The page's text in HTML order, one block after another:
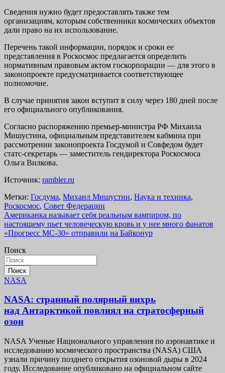
Сведения нужно будет предоставлять также тем
организациям, которым собственники космических объектов
дали право на их использование.
Перечень такой информации, порядок и сроки ее
представления в Роскосмос предлагается определить
нормативным правовым актом госкорпорации — для этого в
законопроекте предусматривается соответствующее
полномочие.
В случае принятия закон вступит в силу через 180 дней после
его официального опубликования.
Согласно распоряжению премьер-министра РФ Михаила
Мишустина, официальным представителем кабмина при
рассмотрении законопроекта Госдумой и Совфедом будет
статс-секретарь — заместитель гендиректора Роскосмоса
Ольга Вилкова.
Источник: rambler.ru
Метки: Госдума, Михаил Мишустин, Наука и техника,
Роскосмос, Совет Федерации
Навигация
по
Американка называет себя реальным вампиром, по
настоящему пьет человеческую кровь и у нее много фанатов
«Прогресс МС-30» отправили на Байконур
Поиск
Поиск
NASA
NASA: странный полярный вихрь
над Антарктикой повлиял на стратосферный
озон
NASA Ученые Национального управления по аэронавтике и
исследованию космического пространства (NASA) США
узнали причину позднего открытия озоновой дыры в 2024
году. Исследование опубликовано на официальном сайте